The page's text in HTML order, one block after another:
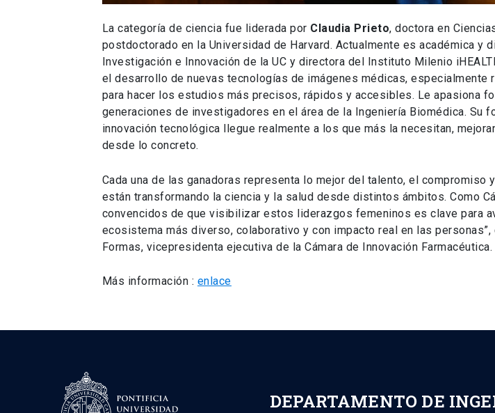
La categoría de ciencia fue liderada por Claudia Prieto, doctora en
postdoctorado en la Universidad de Harvard. Actualmente es académica y
Investigación e Innovación de la UC y directora del Instituto Milenio
el desarrollo de nuevas tecnologías de imágenes médicas, especialmente
para hacer los estudios más precisos, rápidos y accesibles. Le apasiona
generaciones de investigadores en el área de la Ingeniería Biomédica. Su
innovación tecnológica llegue realmente a los que más la necesitan,
desde lo concreto.
Cada una de las ganadoras representa lo mejor del talento, el compromiso
están transformando la ciencia y la salud desde distintos ámbitos. Como
convencidos de que visibilizar estos liderazgos femeninos es clave para
ecosistema más diverso, colaborativo y con impacto real en las
Formas, vicepresidenta ejecutiva de la Cámara de Innovación Farmacéutica.
Más información : enlace
DEPARTAMENTO DE